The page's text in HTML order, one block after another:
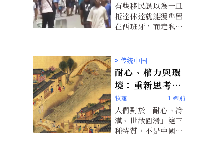
有些移民誤以為一旦
抵達休達就能獲準留
在西班牙，而走私者
行危險的越境嘗試。
> 传统中国
耐心、權力與環
境：重新思考中
國人的特質
牧蓮 1 週前
人們對於「耐心、冷
漠、世故圓滑」這三
種特質，不是中國人